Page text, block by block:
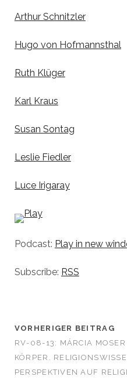
Arthur Schnitzler
Hugo von Hofmannsthal
Ruth Klüger
Karl Kraus
Susan Sontag
Leslie Fiedler
Luce Irigaray
Podcast: Play in new
Subscribe: RSS
VORHERIGER BEITRAG
RV-08-13: MÁRCIA
KÖRPER.
PERSPEKTIVEN AUF